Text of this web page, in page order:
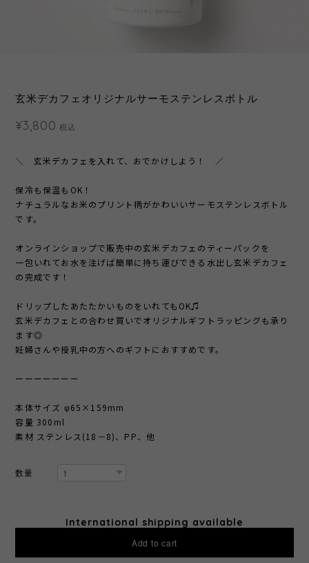
玄米デカフェオリジナルサーモステンレスボトル
¥3,800 税込
＼ 玄米デカフェを入れて、おでかけしよう！ ／
保冷も保温もOK！
ナチュラルなお米のプリント柄がかわいいサーモステンレスボトル
です。
オンラインショップで販売中の玄米デカフェのティーパックを
一包いれてお水を注げば簡単に持ち運びできる水出し玄米デカフェ
の完成です！
ドリップしたあたたかいものをいれてもOK♫
玄米デカフェとの合わせ買いでオリジナルギフトラッピングも承り
ます◎
妊婦さんや授乳中の方へのギフトにおすすめです。
ーーーーーーー
本体サイズ φ65×159mm
容量 300ml
素材 ステンレス(18－8)、PP、他
数量
International shipping available
Add to cart